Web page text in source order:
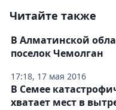
Читайте также
17:18, 17 мая 2016
В Алматинской
поселок Чемолган
В Семее
хватает мест в